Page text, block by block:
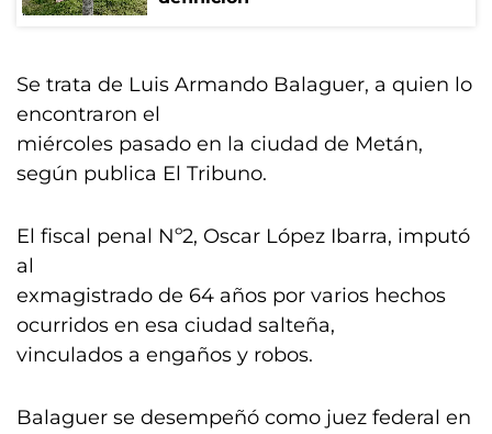
Se trata de Luis Armando Balaguer, a quien lo
encontraron el
miércoles pasado en la ciudad de Metán,
según publica El Tribuno.
El fiscal penal Nº2, Oscar López Ibarra, imputó
al
exmagistrado de 64 años por varios hechos
ocurridos en esa ciudad salteña,
vinculados a engaños y robos.
Balaguer se desempeñó como juez federal en